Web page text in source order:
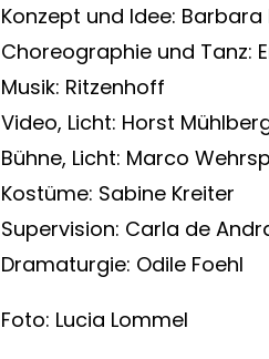
Konzept und Idee: Barbara
Choreographie und Tanz:
Musik: Ritzenhoff
Video, Licht: Horst
Bühne, Licht: Marco
Kostüme: Sabine Kreiter
Supervision: Carla de
Dramaturgie: Odile Foehl
Foto: Lucia Lommel